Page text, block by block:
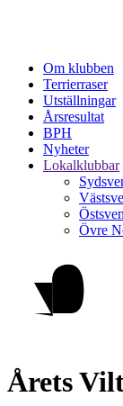
Om klubben
Terrierraser
Utställningar
Årsresultat
BPH
Nyheter
Lokalklubbar
Övre
Årets